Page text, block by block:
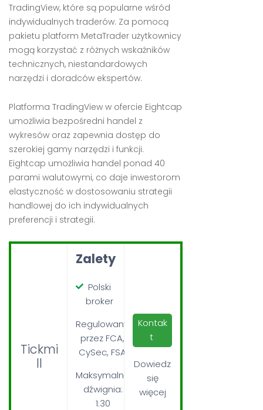
TradingView, które są popularne wśród
indywidualnych traderów. Za pomocą
pakietu platform MetaTrader użytkownicy
mogą korzystać z różnych wskaźników
technicznych, niestandardowych
narzędzi i doradców ekspertów.
Platforma TradingView w ofercie Eightcap
umożliwia bezpośredni handel z
wykresów oraz zapewnia dostęp do
szerokiej gamy narzędzi i funkcji.
Eightcap umożliwia handel ponad 40
parami walutowymi, co daje inwestorom
elastyczność w dostosowaniu strategii
handlowej do ich indywidualnych
preferencji i strategii.
Tickmi
ll
Zalety
Polski
broker
Regulowany
przez FCA,
CySec, FSA
Maksymalna
dźwignia:
1:30
Kontak
t
Dowiedz
się
więcej